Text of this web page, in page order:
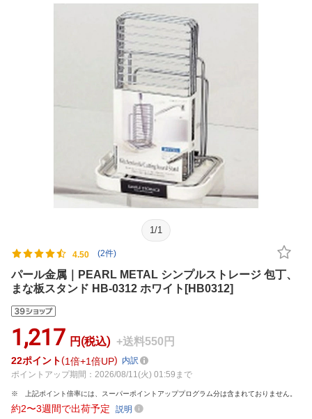
1 /1
4.50 (2件)
パール金属｜PEARL METAL シンプルストレージ 包丁、
まな板スタンド HB-0312 ホワイト[HB0312]
1,217 円(税込) +送料550円
22ポイント 1倍 1倍UP
内訳
ポイントアップ期間：2026/08/11(火) 01:59まで
上記ポイント倍率には、スーパーポイントアッププログラム分は含まれておりません。
約2〜3週間で出荷予定 説明